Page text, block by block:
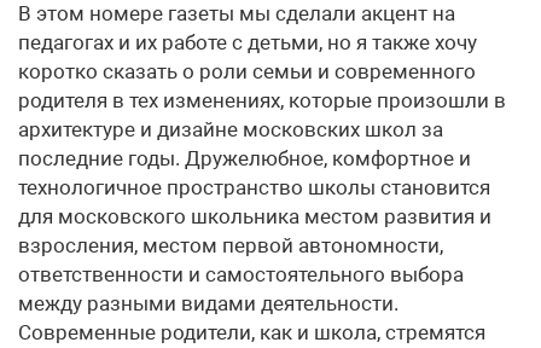
В этом номере газеты мы сделали акцент на
педагогах и их работе с детьми, но я также хочу
коротко сказать о роли семьи и современного
родителя в тех изменениях, которые произошли в
архитектуре и дизайне московских школ за
последние годы. Дружелюбное, комфортное и
технологичное пространство школы становится
для московского школьника местом развития и
взросления, местом первой автономности,
ответственности и самостоятельного выбора
между разными видами деятельности.
Современные родители, как и школа, стремятся